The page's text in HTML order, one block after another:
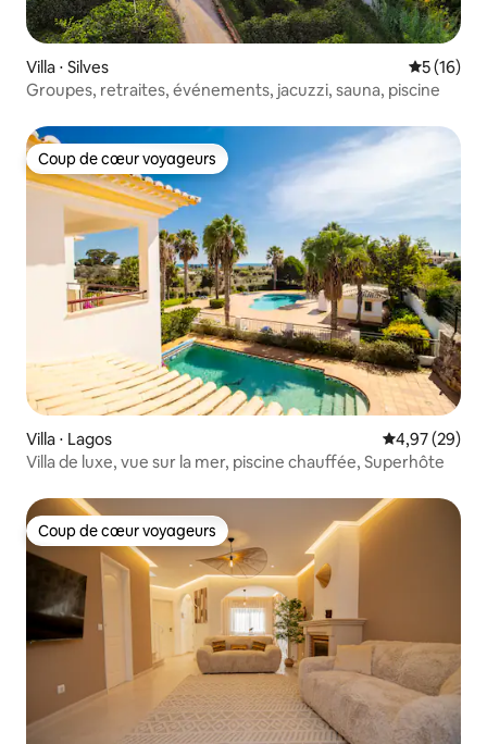
Villa ⋅ Silves
5 (16)
Groupes, retraites, événements, jacuzzi, sauna, piscine
Coup de cœur voyageurs
Coup de cœur voyageurs
Villa ⋅ Lagos Évaluation
4,97 (29)
Villa de luxe, vue sur la mer, piscine chauffée, Superhôte
Coup de cœur voyageurs
Coup de cœur voyageurs